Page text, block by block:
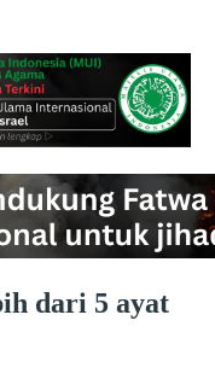
dari 5 ayat